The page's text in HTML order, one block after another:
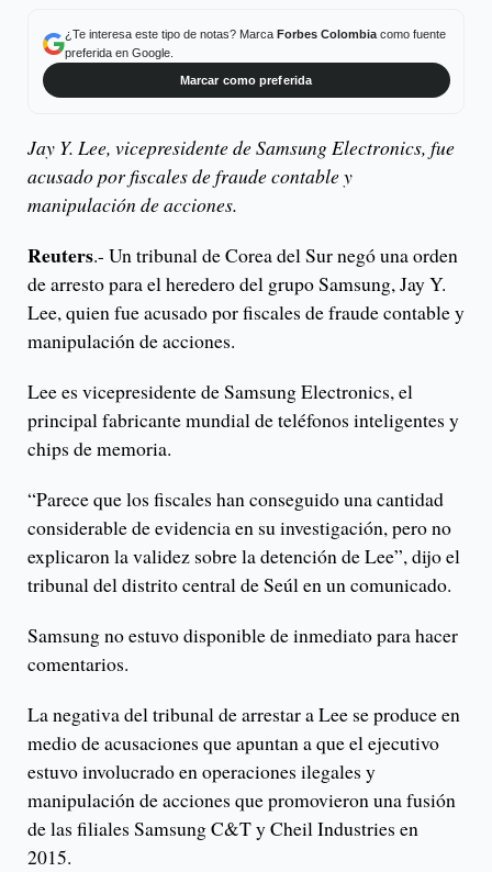
¿Te interesa este tipo de notas? Marca Forbes Colombiacomo fuente
preferida en Google.
Marcar como preferida
Jay Y. Lee, vicepresidente de Samsung Electronics, fue
acusado por fiscales de fraude contable y
manipulación de acciones.
Reuters.- Un tribunal de Corea del Sur negó una orden
de arresto para el heredero del grupo Samsung, Jay Y.
Lee, quien fue acusado por fiscales de fraude contable y
manipulación de acciones.
Lee es vicepresidente de Samsung Electronics, el
principal fabricante mundial de teléfonos inteligentes y
chips de memoria.
“Parece que los fiscales han conseguido una cantidad
considerable de evidencia en su investigación, pero no
explicaron la validez sobre la detención de Lee”, dijo el
tribunal del distrito central de Seúl en un comunicado.
Samsung no estuvo disponible de inmediato para hacer
comentarios.
La negativa del tribunal de arrestar a Lee se produce en
medio de acusaciones que apuntan a que el ejecutivo
estuvo involucrado en operaciones ilegales y
manipulación de acciones que promovieron una fusión
de las filiales Samsung C&T y Cheil Industries en
2015.